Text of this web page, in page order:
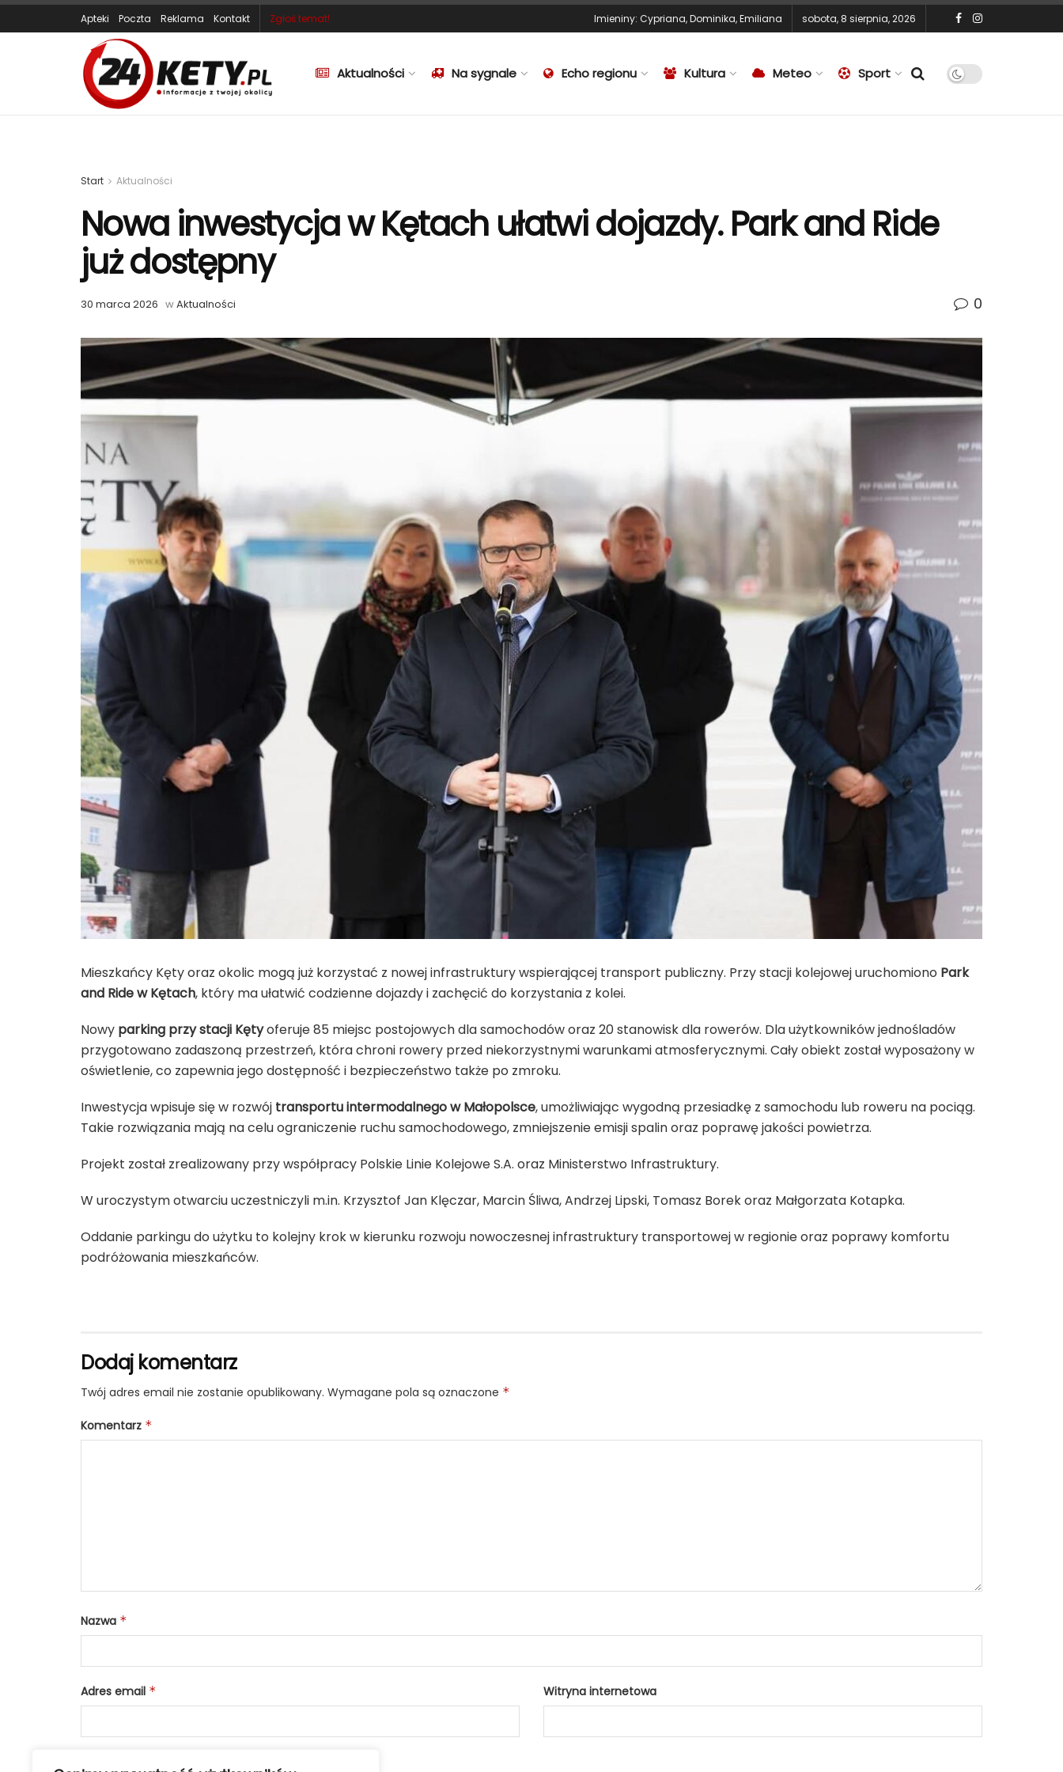
Apteki Poczta Reklama Kontakt Zgłoś temat! Imieniny: Cypriana,Dominika,Emiliana sobota, 8 sierpnia, 2026
Aktualności Na sygnale Echo regionu Kultura Meteo Sport
Start Aktualności
Nowa inwestycja w Kętach ułatwi dojazdy. Park and Ride
już dostępny
30 marca 2026 wAktualności 0
Mieszkańcy Kętyoraz okolic mogą już korzystać z nowej infrastruktury wspierającej transport publiczny. Przy stacji kolejowej uruchomiono Park
and Ride w Kętach, który ma ułatwić codzienne dojazdy i zachęcić do korzystania z kolei.
Nowy parking przy stacji Kętyoferuje 85 miejsc postojowych dla samochodów oraz 20 stanowisk dla rowerów. Dla użytkowników jednośladów
przygotowano zadaszoną przestrzeń, która chroni rowery przed niekorzystnymi warunkami atmosferycznymi. Cały obiekt został wyposażony w
oświetlenie, co zapewnia jego dostępność i bezpieczeństwo także po zmroku.
Inwestycja wpisuje się w rozwój transportu intermodalnego w Małopolsce, umożliwiając wygodną przesiadkę z samochodu lub roweru na pociąg.
Takie rozwiązania mają na celu ograniczenie ruchu samochodowego, zmniejszenie emisji spalin oraz poprawę jakości powietrza.
Projekt został zrealizowany przy współpracy Polskie Linie Kolejowe S.A. oraz Ministerstwo Infrastruktury.
W uroczystym otwarciu uczestniczyli m.in. Krzysztof Jan Klęczar, Marcin Śliwa,Andrzej Lipski, Tomasz Borekoraz Małgorzata Kotapka.
Oddanie parkingu do użytku to kolejny krok w kierunku rozwoju nowoczesnej infrastruktury transportowej w regionie oraz poprawy komfortu
podróżowania mieszkańców.
Dodaj komentarz
Twój adres email nie zostanie opublikowany. Wymagane pola są oznaczone *
Komentarz *
Nazwa *
Adres email * Witryna internetowa